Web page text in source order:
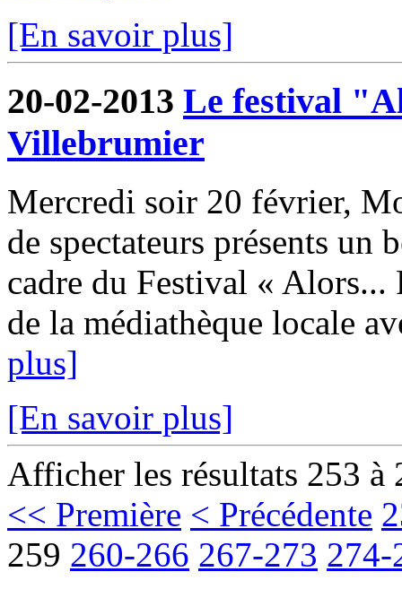
[En savoir plus]
20-02-2013 Le festival
Villebrumier
Mercredi soir 20 février,
de spectateurs présents un
cadre du Festival « Alors...
de la médiathèque locale
plus]
[En savoir plus]
Afficher les résultats 253 à
<< Première < Précédente
259 260-266 267-273 274-